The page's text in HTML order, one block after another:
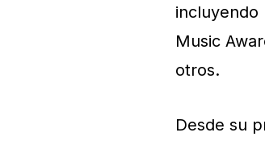
incluyendo
Music
otros.
Desde su